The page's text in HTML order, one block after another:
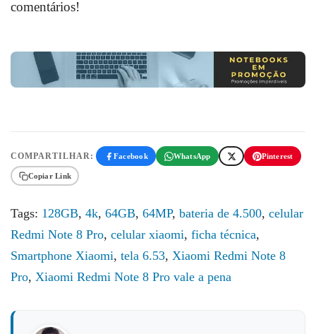
comentários!
COMPARTILHAR: Facebook WhatsApp Pinterest
Copiar Link
Tags: 128GB, 4k, 64GB, 64MP, bateria de 4.500, celular
Redmi Note 8 Pro, celular xiaomi, ficha técnica,
Smartphone Xiaomi, tela 6.53, Xiaomi Redmi Note 8
Pro, Xiaomi Redmi Note 8 Pro vale a pena